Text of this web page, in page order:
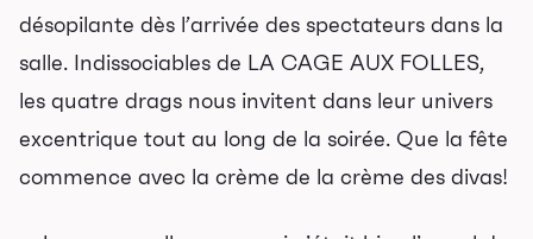
désopilante dès l’arrivée des spectateurs dans la
salle. Indissociables de LA CAGE AUX FOLLES,
les quatre drags nous invitent dans leur univers
excentrique tout au long de la soirée. Que la fête
commence avec la crème de la crème des divas!